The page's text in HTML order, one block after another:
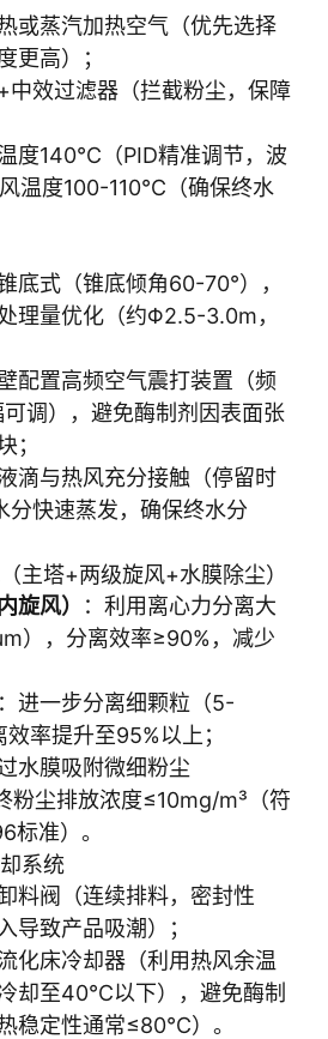
或蒸汽加热空气（优先选择
更高）；
中效过滤器（拦截粉尘，保障
度140℃（PID精准调节，波
温度100-110℃（确保终水
底式（锥底倾角60-70°），
理量优化（约Φ2.5-3.0m，
配置高频空气震打装置（频
调），避免酶制剂因表面张
；
滴与热风充分接触（停留时
分快速蒸发，确保终水分
主塔+两级旋风+水膜除尘）
旋风）
：利用离心力分离大
），分离效率≥90%，减少
进一步分离细颗粒（5-
率提升至95%以上；
水膜吸附微细粉尘
粉尘排放浓度≤10mg/m³（符
标准）。
系统
料阀（连续排料，密封性
导致产品吸潮）；
化床冷却器（利用热风余温
却至40℃以下），避免酶制
稳定性通常≤80℃）。